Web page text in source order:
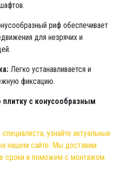
риф обеспечивает
для незрячих и
Легко устанавливается и
фиксацию.
с конусообразным
узнайте актуальные
нашем сайте. Мы доставим
сроки и поможем с монтажом.